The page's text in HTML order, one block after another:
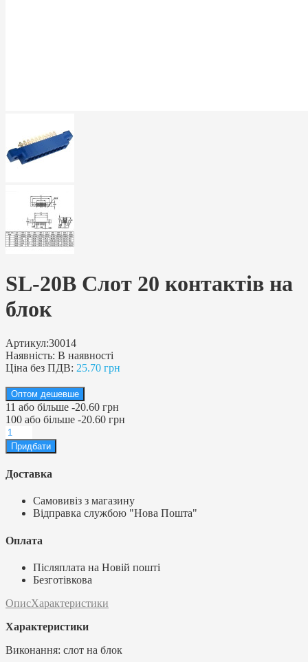
SL-20B Слот 20 контактів на
блок
Артикул:30014
Наявність: В наявності
Ціна без ПДВ: 25.70 грн
Оптом дешевше
11 або більше -20.60 грн
100 або більше -20.60 грн
Доставка
Самовивіз з магазину
Відправка службою "Нова Пошта"
Оплата
Післяплата на Новій пошті
Безготівкова
ОписХарактеристики
Характеристики
Виконання: слот на блок